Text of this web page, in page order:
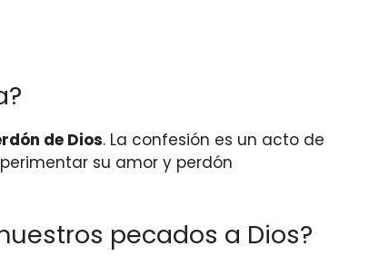
de Dios. La confesión es un acto de
su amor y perdón
pecados a Dios?